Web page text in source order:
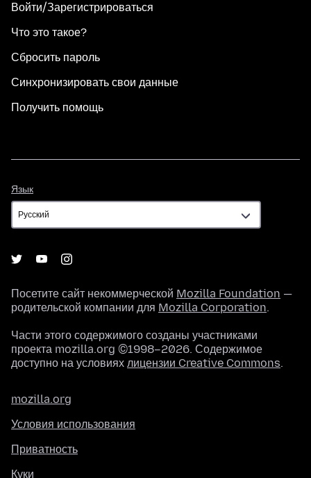
Войти/Зарегистрироваться
Что это такое?
Сбросить пароль
Синхронизировать свои данные
Получить помощь
Язык
Посетите сайт некоммерческой Mozilla Foundation —
родительской компании для Mozilla Corporation.
Части этого содержимого созданы участниками
проекта mozilla.org ©1998–2026. Содержимое
доступно на условиях лицензии Creative Commons.
mozilla.org
Условия использования
Приватность
Куки